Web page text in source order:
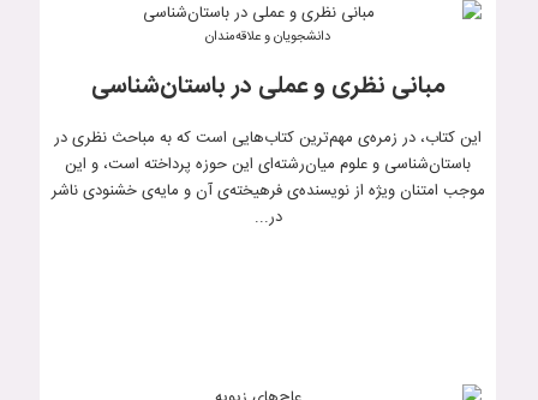
دانشجویان و علاقه‌مندان
مبانی نظری و عملی در باستان‌شناسی
این کتاب، در زمره‌ی مهم‌ترین‌ کتاب‌هایی است که به مباحث نظری در
باستان‌شناسی و علوم میان‌رشته‌ای این حوزه پرداخته است، و این
موجب امتنان ویژه از نویسنده‌ی فرهیخته‌ی آن و مایه‌ی خشنودی ناشر
در...